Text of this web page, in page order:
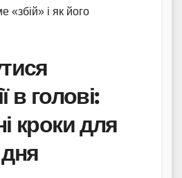
«збій» і як його
в голові:
кроки для